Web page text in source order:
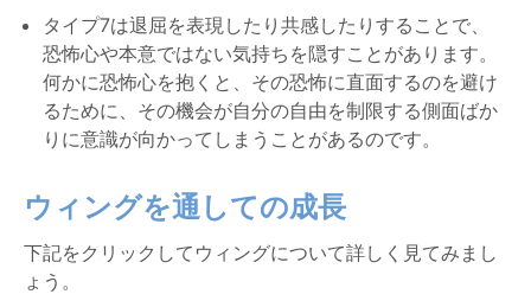
タイプ7は退屈を表現したり共感したりすることで、
恐怖心や本意ではない気持ちを隠すことがあります。
何かに恐怖心を抱くと、その恐怖に直面するのを避け
るために、その機会が自分の自由を制限する側面ばか
りに意識が向かってしまうことがあるのです。
ウィングを通しての成長
下記をクリックしてウィングについて詳しく見てみまし
ょう。